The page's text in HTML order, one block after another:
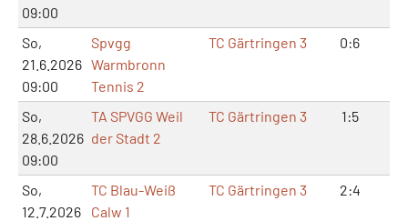
09:00
So,
21.6.2026
09:00
Spvgg
Warmbronn
Tennis 2
TC Gärtringen 3 0:6
So,
28.6.2026
09:00
TA SPVGG Weil
der Stadt 2
TC Gärtringen 3 1:5
So,
12.7.2026
TC Blau-Weiß
Calw 1
TC Gärtringen 3 2:4